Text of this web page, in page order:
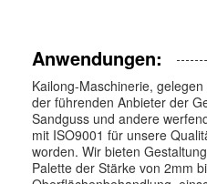
Anwendungen:
Kailong-Maschinerie,
der führenden Anbieter der
Sandguss und andere
mit ISO9001 für unsere
worden. Wir bieten
Palette der Stärke von 2mm